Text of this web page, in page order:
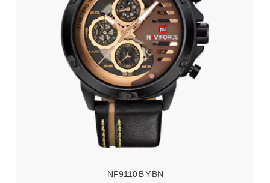
NF9110 B Y BN